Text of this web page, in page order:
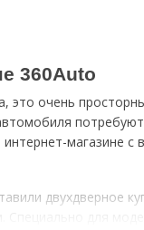
360Auto
это очень
магазине с
двухдверное